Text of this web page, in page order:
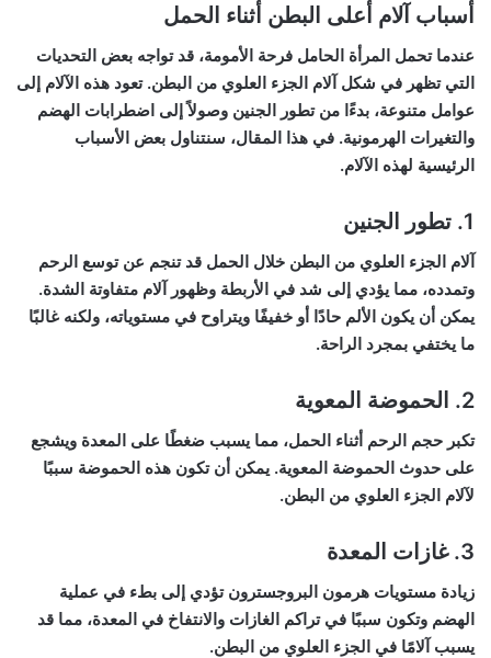
أسباب آلام أعلى البطن أثناء الحمل
عندما تحمل المرأة الحامل فرحة الأمومة، قد تواجه بعض التحديات
التي تظهر في شكل آلام الجزء العلوي من البطن. تعود هذه الآلام إلى
عوامل متنوعة، بدءًا من تطور الجنين وصولاً إلى اضطرابات الهضم
والتغيرات الهرمونية. في هذا المقال، سنتناول بعض الأسباب
الرئيسية لهذه الآلام.
1. تطور الجنين
آلام الجزء العلوي من البطن خلال الحمل قد تنجم عن توسع الرحم
وتمدده، مما يؤدي إلى شد في الأربطة وظهور آلام متفاوتة الشدة.
يمكن أن يكون الألم حادًا أو خفيفًا ويتراوح في مستوياته، ولكنه غالبًا
ما يختفي بمجرد الراحة.
2. الحموضة المعوية
تكبر حجم الرحم أثناء الحمل، مما يسبب ضغطًا على المعدة ويشجع
على حدوث الحموضة المعوية. يمكن أن تكون هذه الحموضة سببًا
لآلام الجزء العلوي من البطن.
3. غازات المعدة
زيادة مستويات هرمون البروجسترون تؤدي إلى بطء في عملية
الهضم وتكون سببًا في تراكم الغازات والانتفاخ في المعدة، مما قد
يسبب آلامًا في الجزء العلوي من البطن.